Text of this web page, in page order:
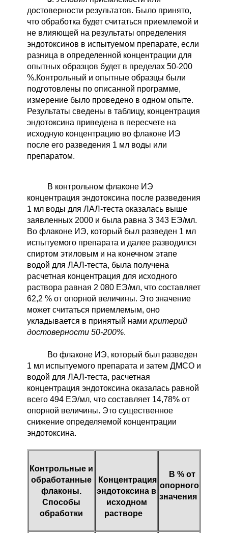
достоверности результатов. Было принято,
что обработка будет считаться приемлемой и
не влияющей на результаты определения
эндотоксинов в испытуемом препарате, если
разница в определенной концентрации для
опытных образцов будет в пределах 50-200
%.Контрольный и опытные образцы были
подготовлены по описанной программе,
измерение было проведено в одном опыте.
Результаты сведены в таблицу, концентрация
эндотоксина приведена в пересчете на
исходную концентрацию во флаконе ИЭ
после его разведения 1 мл воды или
препаратом.
В контрольном флаконе ИЭ
концентрация эндотоксина после разведения
1 мл воды для ЛАЛ-теста оказалась выше
заявленных 2000 и была равна 3 343 ЕЭ/мл.
Во флаконе ИЭ, который был разведен 1 мл
испытуемого препарата и далее разводился
спиртом этиловым и на конечном этапе
водой для ЛАЛ-теста, была получена
расчетная концентрация для исходного
раствора равная 2 080 ЕЭ/мл, что составляет
62,2 % от опорной величины. Это значение
может считаться приемлемым, оно
укладывается в принятый нами критерий
достоверности 50-200%.
Во флаконе ИЭ, который был разведен
1 мл испытуемого препарата и затем ДМСО и
водой для ЛАЛ-теста, расчетная
концентрация эндотоксина оказалась равной
всего 494 ЕЭ/мл, что составляет 14,78% от
опорной величины. Это существенное
снижение определяемой концентрации
эндотоксина.
Контрольные и
обработанные
флаконы.
Способы
обработки
Концентрация
эндотоксина в
исходном
растворе
В % от
опорного
значения